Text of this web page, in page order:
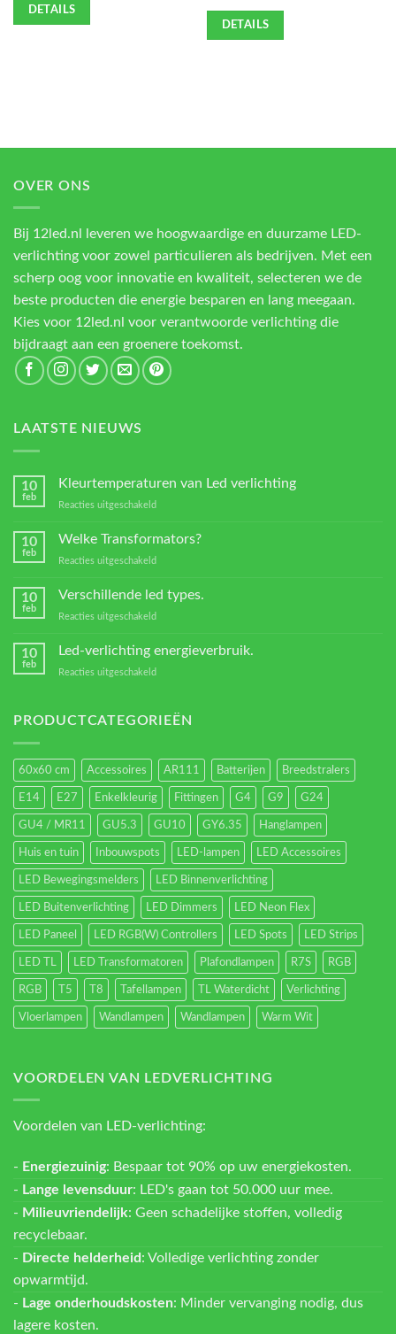
DETAILS
DETAILS
OVER ONS
Bij 12led.nl leveren we hoogwaardige en duurzame LED-
verlichting voor zowel particulieren als bedrijven. Met een
scherp oog voor innovatie en kwaliteit, selecteren we de
beste producten die energie besparen en lang meegaan.
Kies voor 12led.nl voor verantwoorde verlichting die
bijdraagt aan een groenere toekomst.
LAATSTE NIEUWS
10
feb
Kleurtemperaturen van Led verlichting
Reacties uitgeschakeld
verlichting
10
feb
Welke Transformators?
Reacties uitgeschakeld
Transformators?
10
feb
Verschillende led types.
Reacties uitgeschakeld
10
feb
Led-verlichting energieverbruik.
Reacties uitgeschakeld
energieverbruik.
PRODUCTCATEGORIEËN
60x60 cm Accessoires AR111 Batterijen Breedstralers
E14 E27 Enkelkleurig Fittingen G4 G9 G24
GU4 / MR11 GU5.3 GU10 GY6.35 Hanglampen
Huis en tuin Inbouwspots LED-lampen LED Accessoires
LED Bewegingsmelders LED Binnenverlichting
LED Buitenverlichting LED Dimmers LED Neon Flex
LED Paneel LED RGB(W) Controllers LED Spots LED Strips
LED TL LED Transformatoren Plafondlampen R7S RGB
RGB T5 T8 Tafellampen TL Waterdicht Verlichting
Vloerlampen Wandlampen Wandlampen Warm Wit
VOORDELEN VAN LEDVERLICHTING
Voordelen van LED-verlichting:
- Energiezuinig: Bespaar tot 90% op uw energiekosten.
- Lange levensduur: LED's gaan tot 50.000 uur mee.
- Milieuvriendelijk: Geen schadelijke stoffen, volledig
recyclebaar.
- Directe helderheid : Volledige verlichting zonder
opwarmtijd.
- Lage onderhoudskosten: Minder vervanging nodig, dus
lagere kosten.